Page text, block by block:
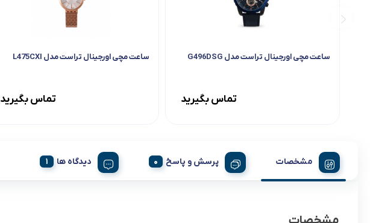
ساعت مچی اورجینال تراست مدل G496DSG
تماس بگیرید
ساعت مچی اورجینال تراست مدل L475CXI
تماس بگیرید
مشخصات پرسش و پاسخ دیدگاه ها